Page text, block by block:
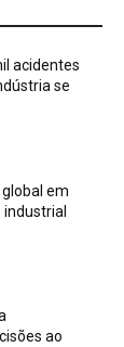
acidentes
se
em
industrial
ao